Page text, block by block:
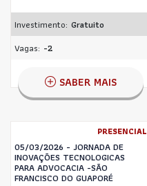
Investimento: Gratuito
Vagas: -2
SABER MAIS
PRESENCIAL
05/03/2026 - JORNADA DE
INOVAÇÕES TECNOLOGICAS
PARA ADVOCACIA -SÃO
FRANCISCO DO GUAPORÉ